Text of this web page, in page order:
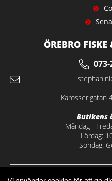
ÖREBRO
073-
Karosserigatan
Butikens
Måndag -
Lördag:
Söndag: